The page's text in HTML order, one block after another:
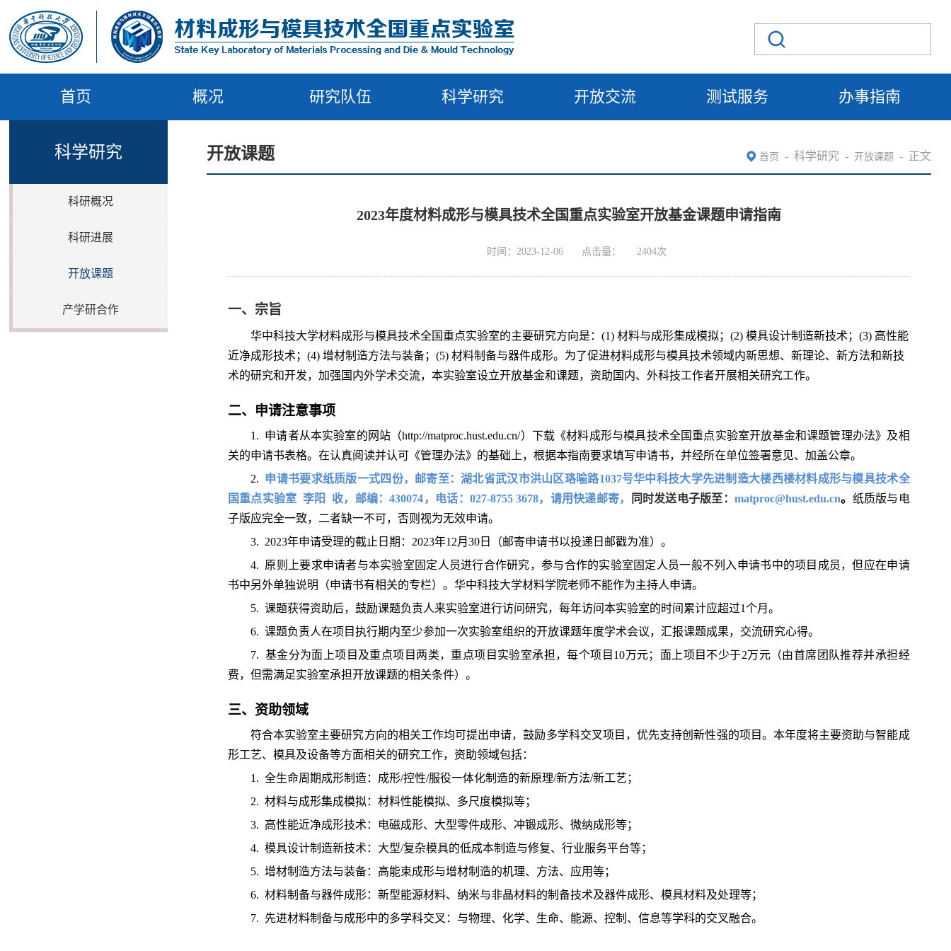
首页 概况 研究队伍 科学研究 开放交流 测试服务 办事指南
科学研究
科研概况
科研进展
开放课题
产学研合作
开放课题 首页 - 科学研究 - 开放课题 - 正文
2023年度材料成形与模具技术全国重点实验室开放基金课题申请指南
时间：2023-12-06 点击量： 2404次
一、宗旨
华中科技大学材料成形与模具技术全国重点实验室的主要研究方向是： (1)材料与成形集成模拟； (2)模具设计制造新技术； (3) 高性能
近净成形技术； (4) 增材制造方法与装备； (5) 材料制备与器件成形。为了促进材料成形与模具技术领域内新思想、新理论、新方法和新技
术的研究和开发，加强国内外学术交流，本实验室设立开放基金和课题，资助国内、外科技工作者开展相关研究工作。
二、 申请注意事项
1. 申请者从本实验室的网站（http://matproc.hust.edu.cn/）下载《材料成形与模具技术全国重点实验室开放基金和课题管理办法》及相
关的申请书表格。在认真阅读并认可《管理办法》的基础上，根据本指南要求填写申请书，并经所在单位签署意见、加盖公章。
2. 申请书要求纸质版一式四份， 邮寄至：湖北省武汉市洪山区珞喻路1037号华中科技大学先进制造大楼西楼材料成形与模具技术全
国重点实验室 李阳 收，邮编：430074，电话： 027-8755 3678， 请用快递邮寄， 同时发送电子版至： matproc@hust.edu.cn。 纸质版与电
子版应完全一致，二者缺一不可，否则视为无效申请。
3. 2023年申请受理的截止日期：2023年12月30日（邮寄申请书以投递日邮戳为准）。
4. 原则上要求申请者与本实验室固定人员进行合作研究，参与合作的实验室固定人员一般不列入申请书中的项目成员，但应在申请
书中另外单独说明（申请书有相关的专栏）。华中科技大学材料学院老师不能作为主持人申请。
5. 课题获得资助后，鼓励课题负责人来实验室进行访问研究，每年访问本实验室的时间累计应超过1个月。
6. 课题负责人在项目执行期内至少参加一次实验室组织的开放课题年度学术会议，汇报课题成果，交流研究心得。
7. 基金分为面上项目及重点项目两类，重点项目实验室承担，每个项目10万元；面上项目不少于2万元（由首席团队推荐并承担经
费，但需满足实验室承担开放课题的相关条件）。
三、资助领域
符合本实验室主要研究方向的相关工作均可提出申请，鼓励多学科交叉项目，优先支持创新性强的项目。本年度将主要资助与智能成
形工艺、模具及设备等方面相关的研究工作，资助领域包括：
1. 全生命周期成形制造：成形/控性/服役一体化制造的新原理/新方法/新工艺；
2. 材料与成形集成模拟：材料性能模拟、多尺度模拟等；
3. 高性能近净成形技术：电磁成形、大型零件成形、冲锻成形、微纳成形等；
4. 模具设计制造新技术：大型/复杂模具的低成本制造与修复、行业服务平台等；
5. 增材制造方法与装备：高能束成形与增材制造的机理、方法、应用等；
6. 材料制备与器件成形：新型能源材料、纳米与非晶材料的制备技术及器件成形、模具材料及处理等；
7. 先进材料制备与成形中的多学科交叉：与物理、化学、生命、能源、控制、信息等学科的交叉融合。